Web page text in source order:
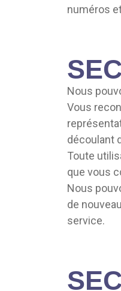
numéros
Nous
Vous
découlant
Toute
que vous
Nous
de
service.